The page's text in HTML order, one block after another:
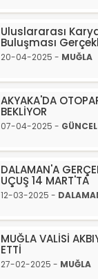
Uluslararası
Buluşması
20-04-2025 - MUĞLA
AKYAKA'DA
BEKLİYOR
07-04-2025 - GÜNCEL
DALAMAN'A
UÇUŞ 14 MART'TA
12-03-2025 -
MUĞLA VALİSİ
ETTİ
27-02-2025 - MUĞLA